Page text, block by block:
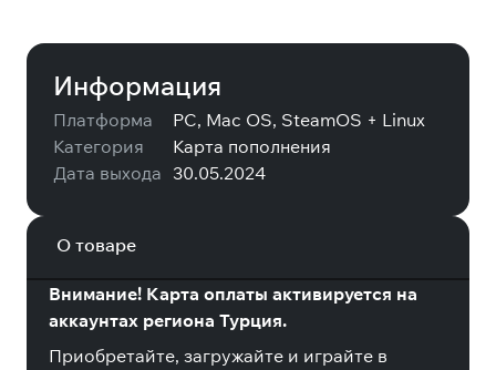
Информация
Платформа
PC, Mac OS, SteamOS + Linux
Категория
Карта пополнения
Дата выхода 30.05.2024
О товаре
Внимание! Карта оплаты активируется на
аккаунтах региона Турция.
Приобретайте, загружайте и играйте в